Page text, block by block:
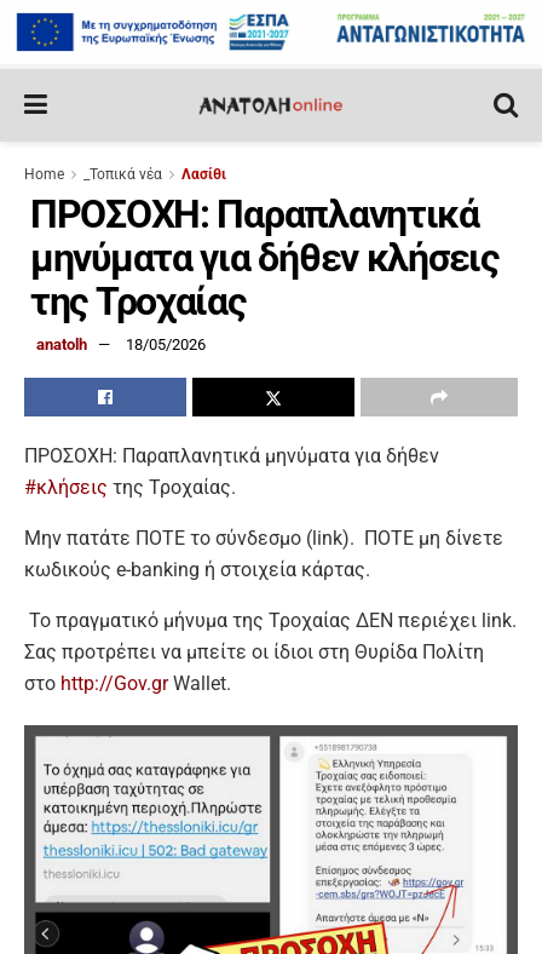
Home _Τοπικά νέα Λασίθι
ΠΡΟΣΟΧΗ: Παραπλανητικά
μηνύματα για δήθεν κλήσεις
της Τροχαίας
anatolh 18/05/2026
ΠΡΟΣΟΧΗ: Παραπλανητικά μηνύματα για δήθεν
#κλήσεις της Τροχαίας.
Μην πατάτε ΠΟΤΕ το σύνδεσμο (link). ΠΟΤΕ μη δίνετε
κωδικούς e-banking ή στοιχεία κάρτας.
Το πραγματικό μήνυμα της Τροχαίας ΔΕΝ περιέχει link.
Σας προτρέπει να μπείτε οι ίδιοι στη Θυρίδα Πολίτη
στο http://Gov.grWallet.